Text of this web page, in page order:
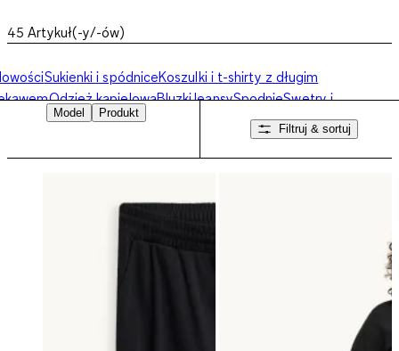
45 Artykuł(-y/-ów)
Sukienki i spódniceKoszulki i t-shirty z długim
Odzież kąpielowaBluzkiJeansySpodnieSwetry i
KurtkiBieliznaAkcesoria
Model
Produkt
Filtruj & sortuj